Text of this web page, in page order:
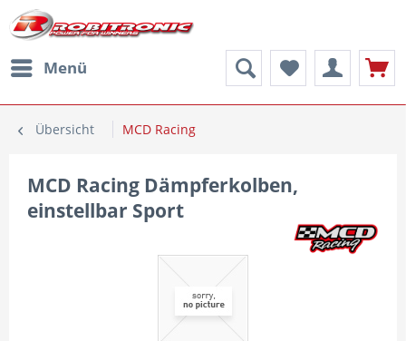
Menü
Übersicht MCD Racing
MCD Racing Dämpferkolben,
einstellbar Sport